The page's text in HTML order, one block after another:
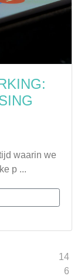
14
6
waarin we
p ...